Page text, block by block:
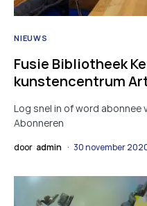
NIEUWS
Fusie Bibliotheek
kunstencentrum
Log snel in of word abonnee
Abonneren
door admin 30 november